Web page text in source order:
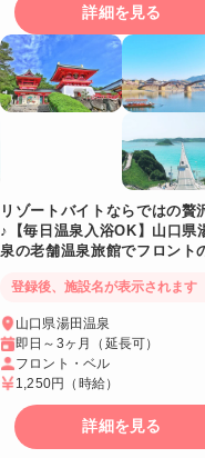
詳細を見る
リゾートバイトならではの贅
♪【毎日温泉入浴OK】山口県
泉の老舗温泉旅館でフロント
登録後、施設名が表示されます
山口県湯田温泉
即日～3ヶ月（延長可）
フロント・ベル
1,250円 （時給）
詳細を見る